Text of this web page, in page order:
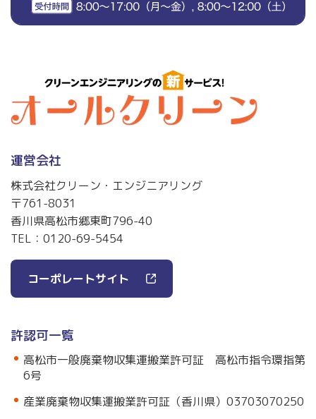
運営会社
株式会社クリーン・エンジニアリング
〒761-8031
香川県高松市郷東町796-40
TEL： 0120-69-5454
コーポレートサイト
許認可一覧
高松市一般廃棄物収集運搬業許可証 高松市指令環指第
6号
産業廃棄物収集運搬業許可証（香川県）03703070250